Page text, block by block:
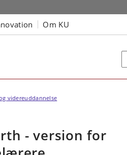
Om KU
videreuddannelse
- version for